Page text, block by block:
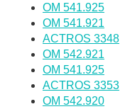
OM 541.925
OM 541.921
ACTROS 3348
OM 542.921
OM 541.925
ACTROS 3353
OM 542.920